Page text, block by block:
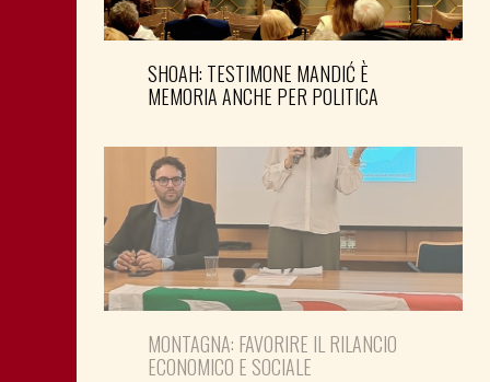
SHOAH: TESTIMONE MANDIĆ È
MEMORIA ANCHE PER POLITICA
MONTAGNA: FAVORIRE IL RILANCIO
ECONOMICO E SOCIALE